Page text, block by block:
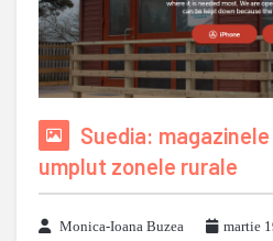
Suedia:
umplut zonele rurale
Monica-Ioana Buzea
martie